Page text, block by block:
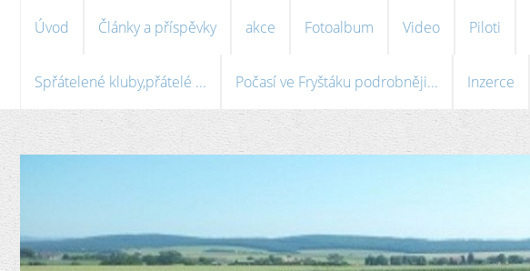
Úvod Články a příspěvky akce Fotoalbum Video Piloti
Spřátelené kluby,přátelé ... Počasí ve Fryštáku podrobněji... Inzerce